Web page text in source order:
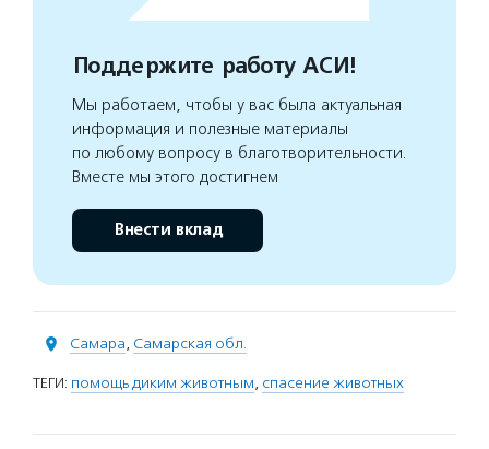
Поддержите работу АСИ!
Мы работаем, чтобы у вас была актуальная
информация и полезные материалы
по любому вопросу в благотворительности.
Вместе мы этого достигнем
Внести вклад
Самара, Самарская обл.
ТЕГИ: помощь диким животным, спасение животных